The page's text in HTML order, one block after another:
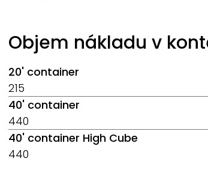
Objem nákladu v
20' container
215
40' container
440
40' container High Cube
440